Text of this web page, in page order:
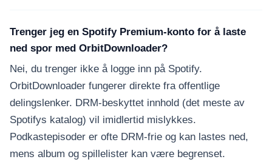
Trenger jeg en Spotify Premium-konto for å laste
ned spor med OrbitDownloader?
Nei, du trenger ikke å logge inn på Spotify.
OrbitDownloader fungerer direkte fra offentlige
delingslenker. DRM-beskyttet innhold (det meste av
Spotifys katalog) vil imidlertid mislykkes.
Podkastepisoder er ofte DRM-frie og kan lastes ned,
mens album og spillelister kan være begrenset.